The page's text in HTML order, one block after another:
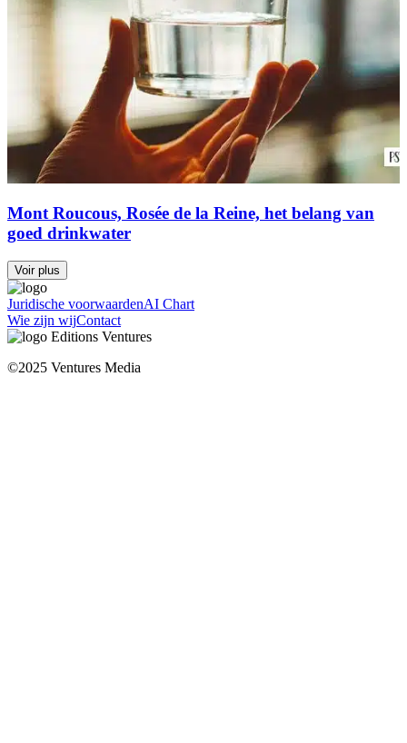
Mont Roucous, Rosée de la Reine, het belang van
goed drinkwater
Voir plus
Juridische voorwaardenAI Chart
Wie zijn wijContact
©2025 Ventures Media